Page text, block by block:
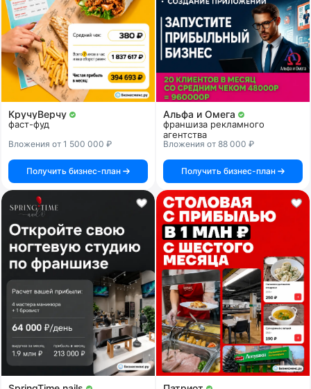
КручуВерчу
фаст-фуд
Вложения от 1 500 000 ₽
Получить бизнес-план
Альфа и Омега
франшиза рекламного
агентства
Вложения от 88 000 ₽
Получить бизнес-план